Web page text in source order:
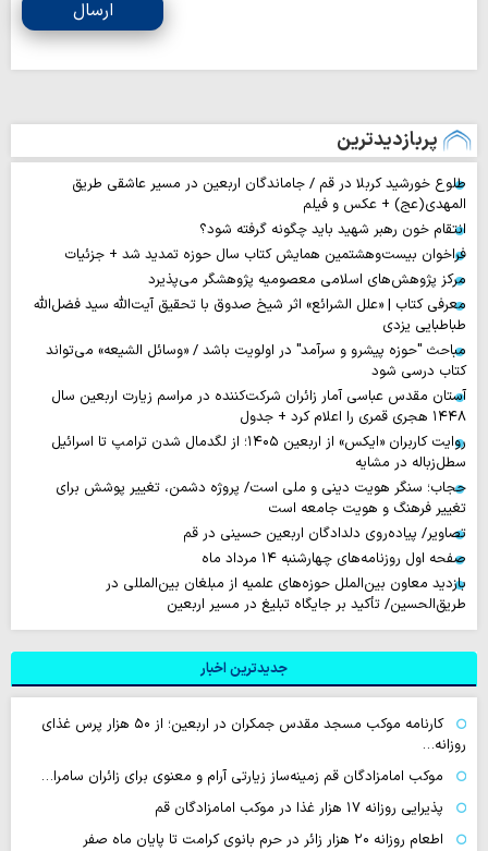
ارسال
پربازدیدترین
طلوع خورشید کربلا در قم / جاماندگان اربعین در مسیر عاشقی طریق
المهدی(عج) + عکس و فیلم
انتقام خون رهبر شهید باید چگونه گرفته شود؟
فراخوان بیست‌وهشتمین همایش کتاب سال حوزه تمدید شد + جزئیات
مرکز پژوهش‌های اسلامی معصومیه پژوهشگر می‌پذیرد
معرفی کتاب | «علل الشرائع» اثر شیخ صدوق با تحقیق آیت‌الله سید فضل‌الله
طباطبایی یزدی
مباحث "حوزه پیشرو و سرآمد" در اولویت باشد / «وسائل الشیعه» می‌تواند
کتاب درسی شود
آستان مقدس عباسی آمار زائران شرکت‌کننده در مراسم زیارت اربعین سال
۱۴۴۸ هجری قمری را اعلام کرد + جدول
روایت‌ کاربران «ایکس» از اربعین ۱۴۰۵؛ از لگدمال شدن ترامپ تا اسرائیل
سطل‌زباله‌ در مشایه
حجاب؛ سنگر هویت دینی و ملی است/ پروژه دشمن، تغییر پوشش برای
تغییر فرهنگ و هویت جامعه است
تصاویر/ پیاده‌روی دلدادگان اربعین حسینی در قم
صفحه اول روزنامه‌های چهارشنبه ۱۴ مرداد ماه
بازدید معاون بین‌الملل حوزه‌های علمیه از مبلغان بین‌المللی در
طریق‌الحسین/ تأکید بر جایگاه تبلیغ در مسیر اربعین
جدیدترین اخبار
کارنامه موکب مسجد مقدس جمکران در اربعین؛ از ۵۰ هزار پرس غذای
روزانه…
موکب امامزادگان قم زمینه‌ساز زیارتی آرام و معنوی برای زائران سامرا…
پذیرایی روزانه ۱۷ هزار غذا در موکب امامزادگان قم
اطعام روزانه ۲۰ هزار زائر در حرم بانوی کرامت تا پایان ماه صفر